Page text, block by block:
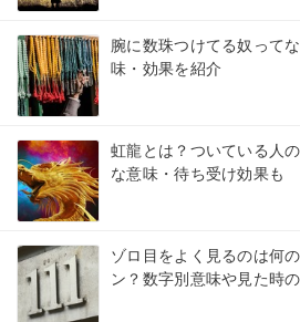
腕に数珠つけてる奴って
味・効果を紹介
虹龍とは？ついている人
な意味・待ち受け効果も
ゾロ目をよく見るのは何
ン？数字別意味や見た時